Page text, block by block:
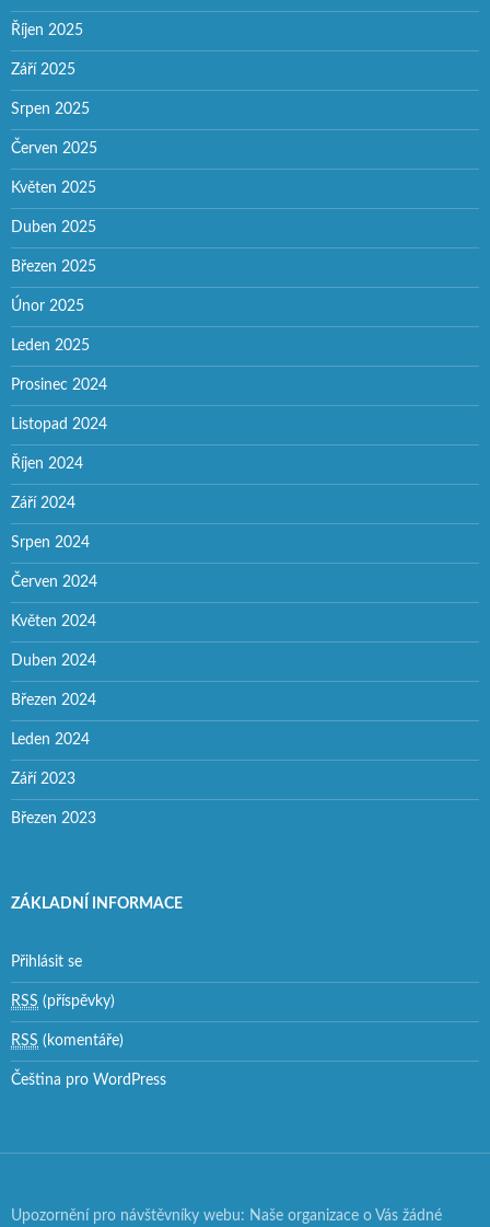
Říjen 2025
Září 2025
Srpen 2025
Červen 2025
Květen 2025
Duben 2025
Březen 2025
Únor 2025
Leden 2025
Prosinec 2024
Listopad 2024
Říjen 2024
Září 2024
Srpen 2024
Červen 2024
Květen 2024
Duben 2024
Březen 2024
Leden 2024
Září 2023
Březen 2023
ZÁKLADNÍ INFORMACE
Přihlásit se
RSS (příspěvky)
RSS (komentáře)
Čeština pro WordPress
Upozornění pro návštěvníky webu: Naše organizace o Vás žádné